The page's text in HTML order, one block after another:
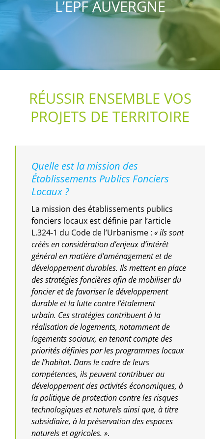
L’EPF AUVERGNE
RÉUSSIR ENSEMBLE VOS
PROJETS DE TERRITOIRE
Quelle est la mission des
Établissements Publics Fonciers
Locaux ?
La mission des établissements publics
fonciers locaux est définie par l’article
L.324‑1 du Code de l’Urbanisme : « ils sont
créés en considération d’enjeux d’intérêt
général en matière d’aménagement et de
développement durables. Ils mettent en place
des stratégies foncières afin de mobiliser du
foncier et de favoriser le développement
durable et la lutte contre l’étalement
urbain. Ces stratégies contribuent à la
réalisation de logements, notamment de
logements sociaux, en tenant compte des
priorités définies par les programmes locaux
de l’habitat. Dans le cadre de leurs
compétences, ils peuvent contribuer au
développement des activités économiques, à
la politique de protection contre les risques
technologiques et naturels ainsi que, à titre
subsidiaire, à la préservation des espaces
naturels et agricoles. ».